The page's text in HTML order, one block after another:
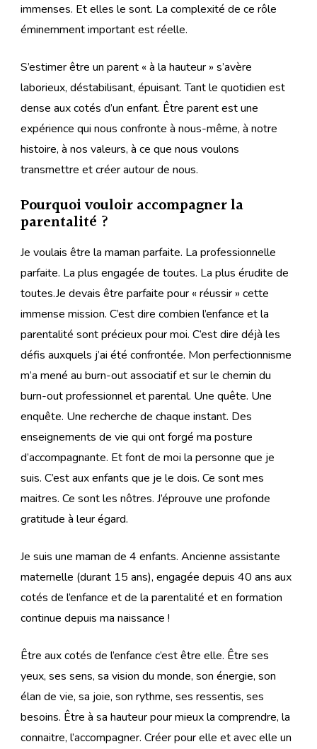
immenses. Et elles le sont. La complexité de ce rôle
éminemment important est réelle.
S’estimer être un parent « à la hauteur » s’avère
laborieux, déstabilisant, épuisant. Tant le quotidien est
dense aux cotés d’un enfant. Être parent est une
expérience qui nous confronte à nous-même, à notre
histoire, à nos valeurs, à ce que nous voulons
transmettre et créer autour de nous.
Pourquoi vouloir accompagner la
parentalité ?
Je voulais être la maman parfaite. La professionnelle
parfaite. La plus engagée de toutes. La plus érudite de
toutes.Je devais être parfaite pour « réussir » cette
immense mission. C’est dire combien l’enfance et la
parentalité sont précieux pour moi. C’est dire déjà les
défis auxquels j’ai été confrontée. Mon perfectionnisme
m’a mené au burn-out associatif et sur le chemin du
burn-out professionnel et parental. Une quête. Une
enquête. Une recherche de chaque instant. Des
enseignements de vie qui ont forgé ma posture
d’accompagnante. Et font de moi la personne que je
suis. C’est aux enfants que je le dois. Ce sont mes
maitres. Ce sont les nôtres. J’éprouve une profonde
gratitude à leur égard.
Je suis une maman de 4 enfants. Ancienne assistante
maternelle (durant 15 ans), engagée depuis 40 ans aux
cotés de l’enfance et de la parentalité et en formation
continue depuis ma naissance !
Être aux cotés de l’enfance c’est être elle. Être ses
yeux, ses sens, sa vision du monde, son énergie, son
élan de vie, sa joie, son rythme, ses ressentis, ses
besoins. Être à sa hauteur pour mieux la comprendre, la
connaitre, l’accompagner. Créer pour elle et avec elle un